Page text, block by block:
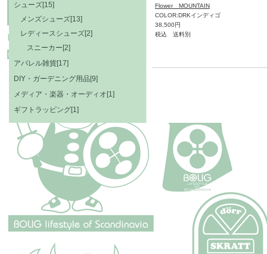
Flower MOUNTAIN
COLOR:DRKインディゴ
38,500円
税込 送料別
シューズ[15]
メンズシューズ[13]
レディースシューズ[2]
スニーカー[2]
アパレル雑貨[17]
DIY・ガーデニング用品[9]
メディア・楽器・オーディオ[1]
ギフトラッピング[1]